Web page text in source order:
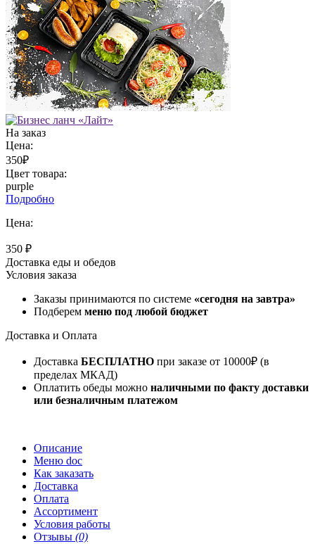
На заказ
Цена:
350₽
Цвет товара:
purple
Подробно
Цена:
350 ₽
Доставка еды и обедов
Условия заказа
Заказы принимаются по системе «сегодня на завтра»
Подберем меню под любой бюджет
Доставка и Оплата
Доставка БЕСПЛАТНО при заказе от 10000₽ (в
пределах МКАД)
Оплатить обеды можно наличными по факту доставки
или безналичным платежом
Описание
Меню doc
Как заказать
Доставка
Оплата
Ассортимент
Условия работы
Отзывы (0)